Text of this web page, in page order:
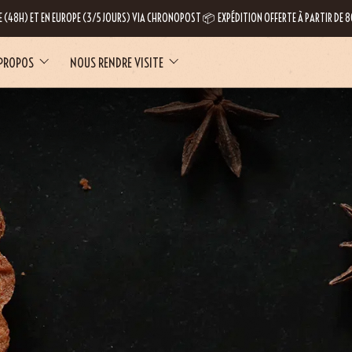
(48H) ET EN EUROPE (3/5 JOURS) VIA CHRONOPOST 📦 EXPÉDITION OFFERTE À PARTIR
NOUS RENDRE VISITE